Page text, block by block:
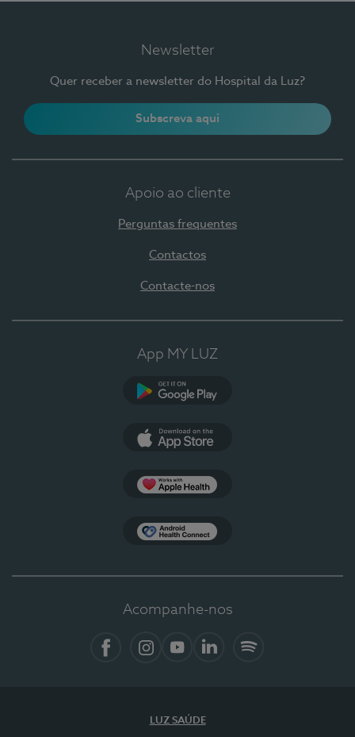
Newsletter
Quer receber a newsletter do Hospital da Luz?
Subscreva aqui
Apoio ao cliente
Perguntas frequentes
Contactos
Contacte-nos
App MY LUZ
Acompanhe-nos
LUZ SAÚDE